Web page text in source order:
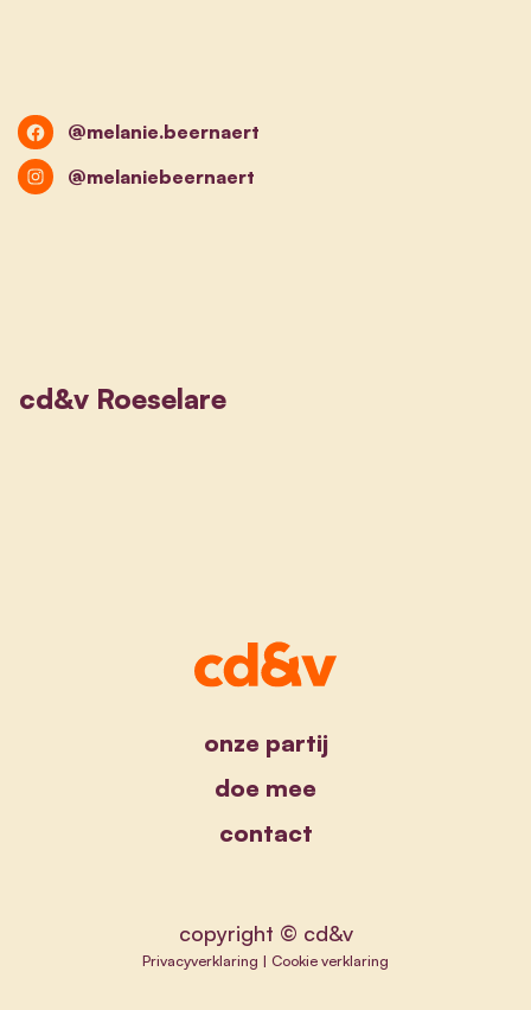
@melanie.beernaert
@melaniebeernaert
cd&v Roeselare
onze partij
doe mee
contact
copyright © cd&v
Privacyverklaring | Cookie verklaring